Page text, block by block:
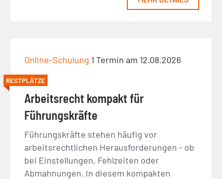
Online-Schulung 1 Termin am 12.08.2026
RESTPLÄTZE
Arbeitsrecht kompakt für
Führungskräfte
Führungskräfte stehen häufig vor
arbeitsrechtlichen Herausforderungen - ob
bei Einstellungen, Fehlzeiten oder
Abmahnungen. In diesem kompakten